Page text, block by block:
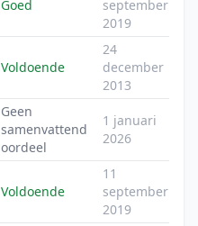
Goed
september
2019
Voldoende
24
december
2013
Geen
samenvattend
oordeel
1 januari
2026
Voldoende
11
september
2019